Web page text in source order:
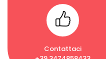
Contattaci